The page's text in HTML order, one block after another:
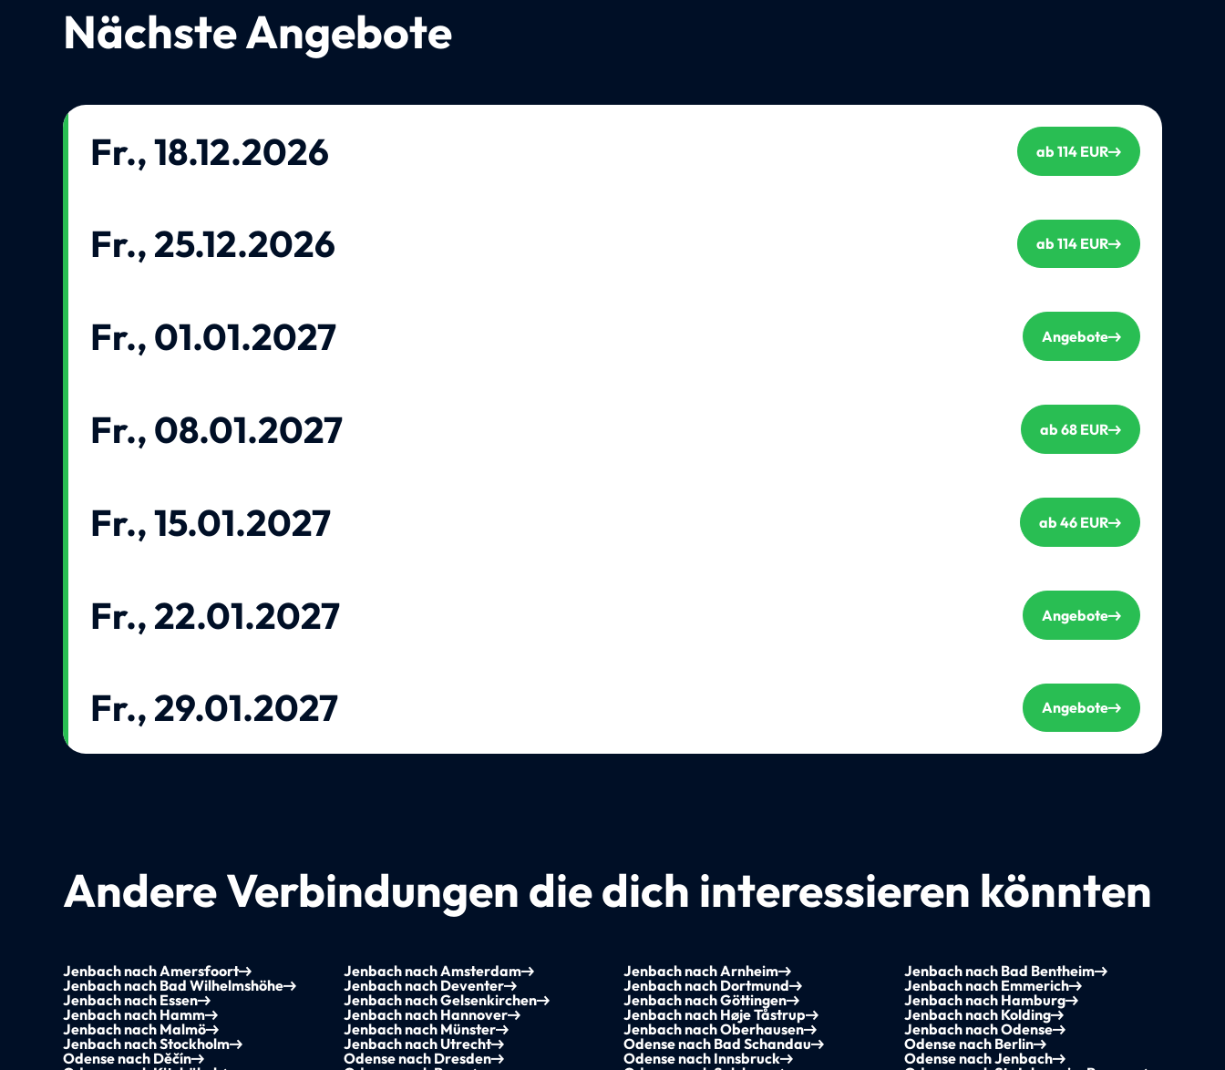
Nächste Angebote
Fr., 18.12.2026 ab 114 EUR
Fr., 25.12.2026 ab 114 EUR
Fr., 01.01.2027 Angebote
Fr., 08.01.2027 ab 68 EUR
Fr., 15.01.2027 ab 46 EUR
Fr., 22.01.2027 Angebote
Fr., 29.01.2027 Angebote
Andere Verbindungen die dich interessieren könnten
Jenbach nach Amersfoort Jenbach nach Amsterdam Jenbach nach Arnheim
Jenbach nach Bad Bentheim
Jenbach nach Bad Wilhelmshöhe
Jenbach nach Deventer Jenbach nach Dortmund
Jenbach nach Emmerich
Jenbach nach Essen
Jenbach nach Gelsenkirchen Jenbach nach Göttingen
Jenbach nach Hamburg
Jenbach nach Hamm
Jenbach nach Hannover Jenbach nach Høje Tåstrup
Jenbach nach Kolding
Jenbach nach Malmö
Jenbach nach Münster Jenbach nach Oberhausen
Jenbach nach Odense
Jenbach nach Stockholm
Jenbach nach Utrecht Odense nach Bad Schandau
Odense nach Berlin
Odense nach Děčín
Odense nach Dresden Odense nach Innsbruck
Odense nach Jenbach